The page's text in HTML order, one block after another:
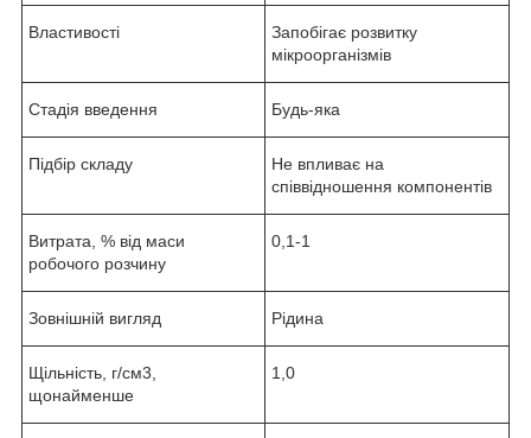
Властивості
Запобігає розвитку
мікроорганізмів
Стадія введення Будь-яка
Підбір складу
Не впливає на
співвідношення компонентів
Витрата, % від маси
робочого розчину
0,1-1
Зовнішній вигляд Рідина
Щільність, г/см3,
щонайменше
1,0